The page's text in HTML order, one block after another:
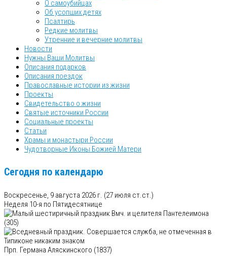
О самоубийцах
Об усопших детях
Псалтирь
Редкие молитвы
Утренние и вечерние молитвы
Новости
Нужны Ваши Молитвы
Описания подарков
Описания поездок
Православные истории из жизни
Проекты
Свидетельство о жизни
Святые источники России
Социальные проекты
Статьи
Храмы и монастыри России
Чудотворные Иконы Божией Матери
Сегодня по календарю
Воскресенье, 9 августа 2026 г. (27 июля ст.ст.)
Неделя 10-я по Пятидесятнице
Вмч. и целителя Пантелеимона
(305)
Прп. Германа Аляскинского (1837)